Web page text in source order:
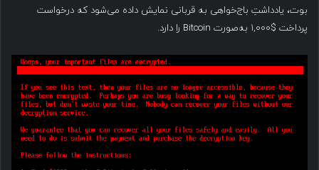
بوت، یادداشتِ باج‌خواهی به قربانی نمایش داده می‌شود که درخواست
پرداخت $۱,۰۰۰ به‌صورت Bitcoin را دارد.